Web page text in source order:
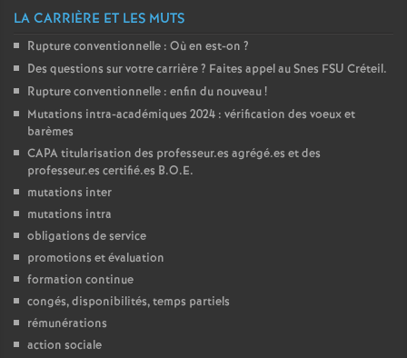
r
s
LA CARRIÈRE ET LES MUTS
Rupture conventionnelle : Où en est-on ?
Des questions sur votre carrière? Faites appel au Snes FSU Créteil.
Rupture conventionnelle : enfin du nouveau!
Mutations intra-académiques 2024 : vérification des voeux et
barèmes
CAPAtitularisation des professeur.es agrégé.es et des
professeur.es certifié.es B.O.E.
mutations inter
mutations intra
obligations de service
promotions et évaluation
formation continue
congés, disponibilités, temps partiels
rémunérations
action sociale